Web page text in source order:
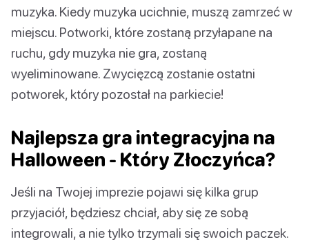
muzyka. Kiedy muzyka ucichnie, muszą zamrzeć w
miejscu. Potworki, które zostaną przyłapane na
ruchu, gdy muzyka nie gra, zostaną
wyeliminowane. Zwycięzcą zostanie ostatni
potworek, który pozostał na parkiecie!
Najlepsza gra integracyjna na
Halloween - Który Złoczyńca?
Jeśli na Twojej imprezie pojawi się kilka grup
przyjaciół, będziesz chciał, aby się ze sobą
integrowali, a nie tylko trzymali się swoich paczek.